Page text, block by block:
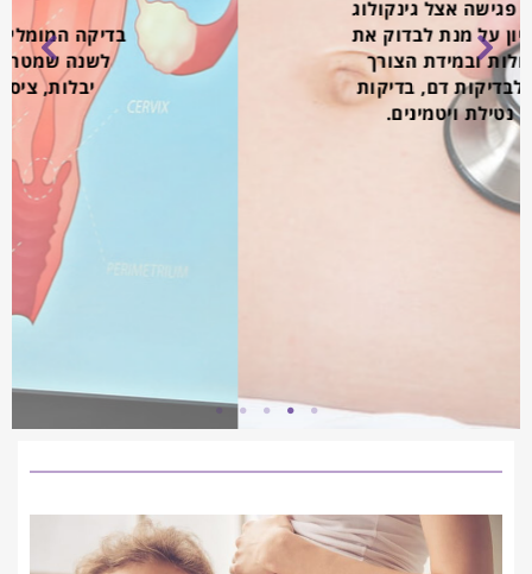
בדיקה המומלץ לביצוע כל חצי שנה
לשנה שמטרתה לאתר דימומים,
יבלות, ציסטות, פצעים ועוד